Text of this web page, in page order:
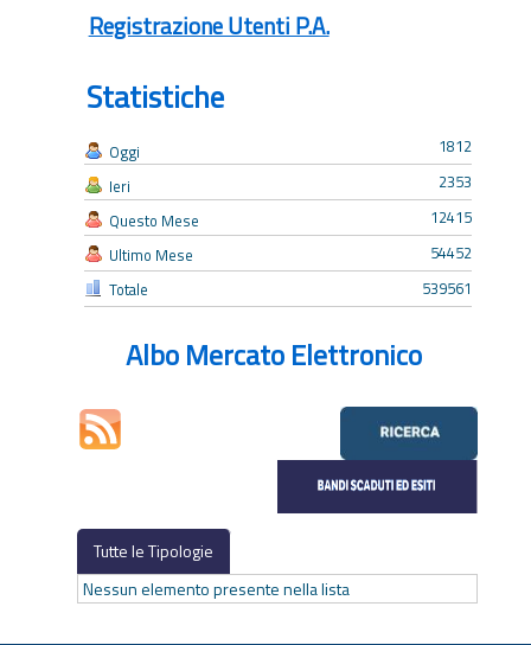
Registrazione Utenti P.A.
Statistiche
Oggi
Ieri
Questo Mese
Ultimo Mese
Totale
1812
2353
12415
54452
539561
Albo Mercato Elettronico
Tutte le Tipologie
Nessun elemento presente nella lista